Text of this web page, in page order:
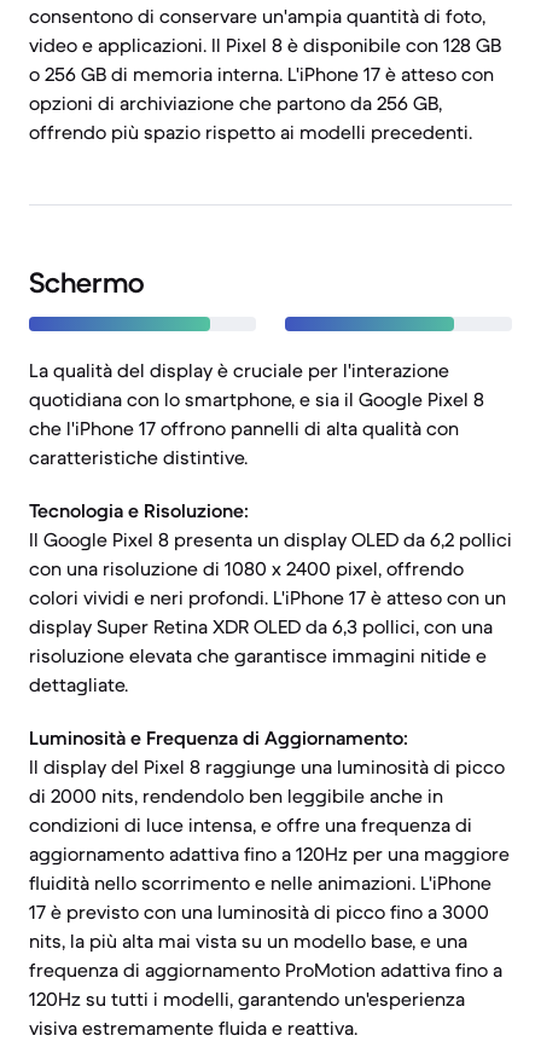
consentono di conservare un'ampia quantità di foto,
video e applicazioni. Il Pixel 8 è disponibile con 128 GB
o 256 GB di memoria interna. L'iPhone 17 è atteso con
opzioni di archiviazione che partono da 256 GB,
offrendo più spazio rispetto ai modelli precedenti.
Schermo
La qualità del display è cruciale per l'interazione
quotidiana con lo smartphone, e sia il Google Pixel 8
che l'iPhone 17 offrono pannelli di alta qualità con
caratteristiche distintive.
Tecnologia e Risoluzione:
Il Google Pixel 8 presenta un display OLED da 6,2 pollici
con una risoluzione di 1080 x 2400 pixel, offrendo
colori vividi e neri profondi. L'iPhone 17 è atteso con un
display Super Retina XDR OLED da 6,3 pollici, con una
risoluzione elevata che garantisce immagini nitide e
dettagliate.
Luminosità e Frequenza di Aggiornamento:
Il display del Pixel 8 raggiunge una luminosità di picco
di 2000 nits, rendendolo ben leggibile anche in
condizioni di luce intensa, e offre una frequenza di
aggiornamento adattiva fino a 120Hz per una maggiore
fluidità nello scorrimento e nelle animazioni. L'iPhone
17 è previsto con una luminosità di picco fino a 3000
nits, la più alta mai vista su un modello base, e una
frequenza di aggiornamento ProMotion adattiva fino a
120Hz su tutti i modelli, garantendo un'esperienza
visiva estremamente fluida e reattiva.